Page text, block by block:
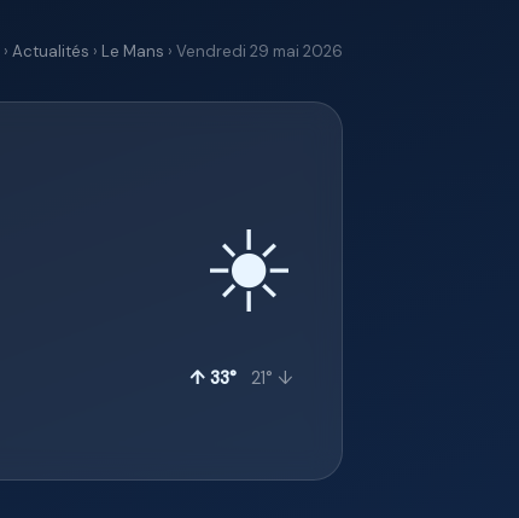
› Actualités › Le Mans › Vendredi 29 mai 2026
☀️
↑ 33° 21° ↓